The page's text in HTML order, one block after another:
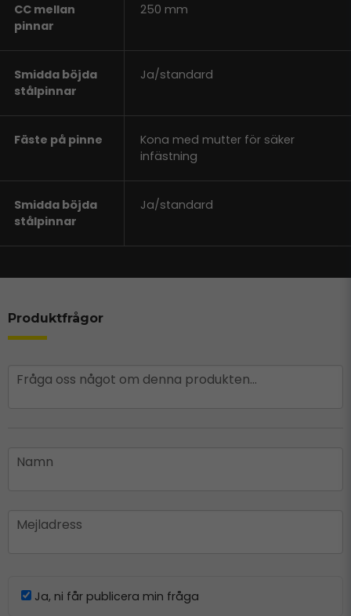
CC mellan
pinnar
250 mm
Smidda böjda
stålpinnar
Ja/standard
Fäste på pinne
Kona med mutter för säker
infästning
Smidda böjda
stålpinnar
Ja/standard
Produktfrågor
question
Fråga oss något om denna produkten...
name
Namn
email
Mejladress
Ja, ni får publicera min fråga